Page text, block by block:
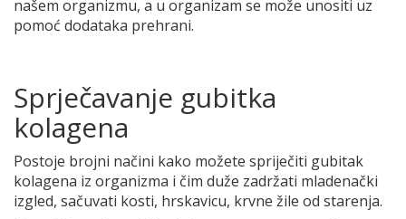
našem organizmu, a u organizam se može unositi uz
pomoć dodataka prehrani.
Sprječavanje gubitka
kolagena
Postoje brojni načini kako možete spriječiti gubitak
kolagena iz organizma i čim duže zadržati mladenački
izgled, sačuvati kosti, hrskavicu, krvne žile od starenja.